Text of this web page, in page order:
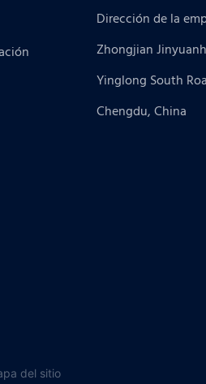
Dirección de la
Zhongjian
Yinglong South
Chengdu, China
del sitio